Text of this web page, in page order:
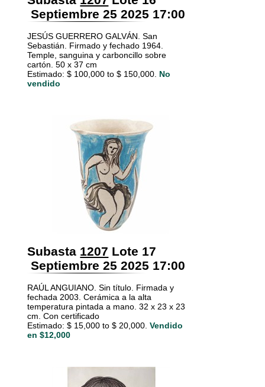
Septiembre 25 2025 17:00
JESÚS GUERRERO GALVÁN. San
Sebastián. Firmado y fechado 1964.
Temple, sanguina y carboncillo sobre
cartón. 50 x 37 cm
Estimado: $ 100,000 to $ 150,000. No
vendido
Subasta 1207 Lote 17
Septiembre 25 2025 17:00
RAÚL ANGUIANO. Sin título. Firmada y
fechada 2003. Cerámica a la alta
temperatura pintada a mano. 32 x 23 x 23
cm. Con certificado
Estimado: $ 15,000 to $ 20,000. Vendido
en $12,000